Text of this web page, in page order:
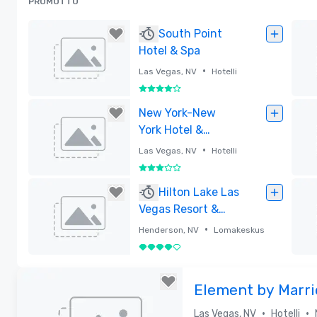
South Point
Hotel & Spa
Las Vegas, NV • Hotelli
4 / 5
New York-New
York Hotel &
Casino
Las Vegas, NV • Hotelli
3 / 5
Hilton Lake Las
Vegas Resort &
Spa
Henderson, NV • Lomakeskus
4 / 5
Element by
Vegas Airport
Las Vegas, NV • Hotelli •